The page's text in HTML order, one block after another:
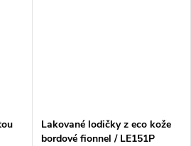
Lakované lodičky z eco kože
bordové fionnel / LE151P